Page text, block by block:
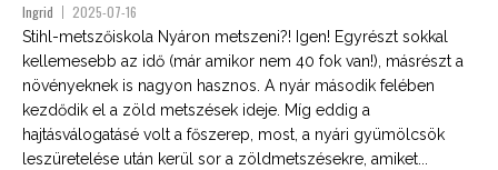
Ingrid 2025-07-16
Stihl-metszőiskola Nyáron metszeni?! Igen! Egyrészt sokkal
kellemesebb az idő (már amikor nem 40 fok van!), másrészt a
növényeknek is nagyon hasznos. A nyár második felében
kezdődik el a zöld metszések ideje. Míg eddig a
hajtásválogatásé volt a főszerep, most, a nyári gyümölcsök
leszüretelése után kerül sor a zöldmetszésekre, amiket...